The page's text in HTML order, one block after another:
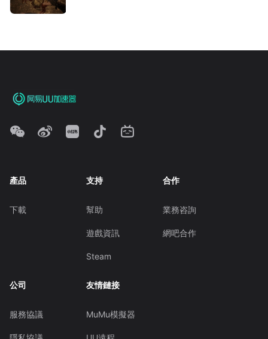
產品
下載
支持
幫助
遊戲資訊
Steam
合作
業務咨詢
網吧合作
公司
服務協議
友情鏈接
MuMu模擬器